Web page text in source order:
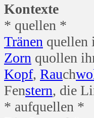
Kontexte
* quellen *
Tränen quellen
Zorn quollen
Kopf, Rauch
Fenstern, die
* aufquellen *